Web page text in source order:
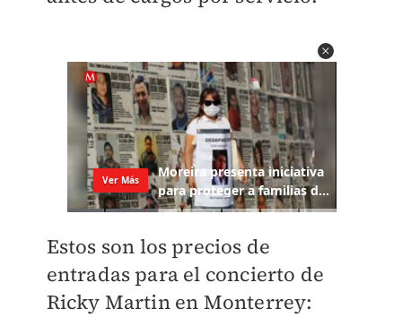
Estos son los precios de
entradas para el concierto de
Ricky Martin en Monterrey: